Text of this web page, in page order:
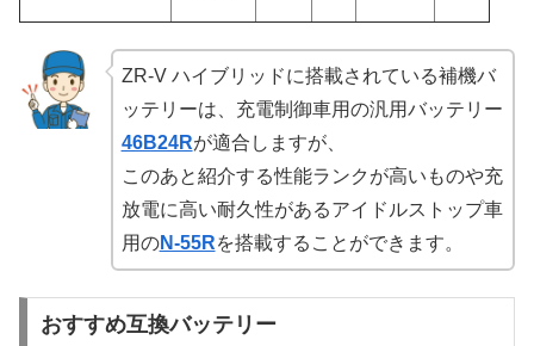
ZR-V ハイブリッドに搭載されている補機バ
ッテリーは、充電制御車用の汎用バッテリー
46B24Rが適合しますが、
このあと紹介する性能ランクが高いものや充
放電に高い耐久性があるアイドルストップ車
用のN-55Rを搭載することができます。
おすすめ互換バッテリー